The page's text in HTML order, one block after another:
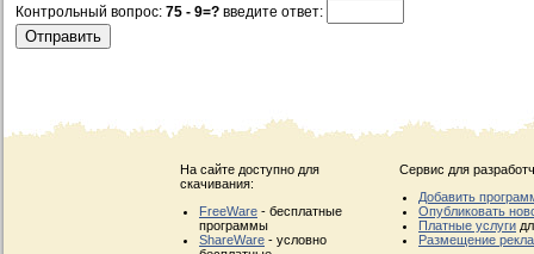
Контрольный вопрос: 75 - 9=? введите ответ:
На сайте доступно для
скачивания:
FreeWare - бесплатные
программы
ShareWare - условно
Сервис для
Добавить
Опубликовать
Платные услуги
Размещение